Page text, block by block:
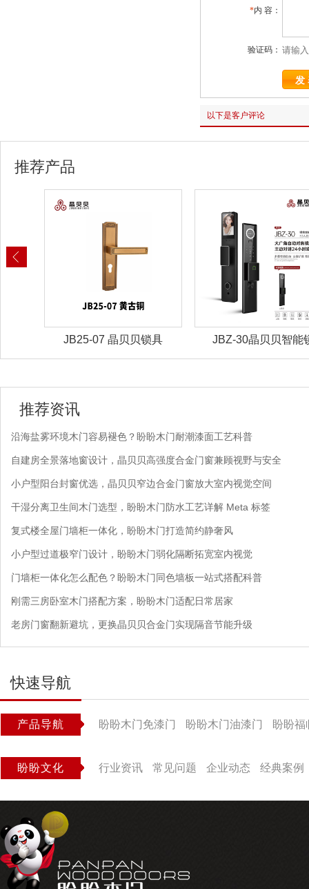
*内 容：
验证码：
以下是客户评论
推荐产品
JB25-07 晶贝贝锁具 JBZ-30晶贝贝智能
推荐资讯
沿海盐雾环境木门容易褪色？盼盼木门耐潮漆面工艺科普
自建房全景落地窗设计，晶贝贝高强度合金门窗兼顾视野与安全
小户型阳台封窗优选，晶贝贝窄边合金门窗放大室内视觉空间
干湿分离卫生间木门选型，盼盼木门防水工艺详解 Meta 标签
复式楼全屋门墙柜一体化，盼盼木门打造简约静奢风
小户型过道极窄门设计，盼盼木门弱化隔断拓宽室内视觉
门墙柜一体化怎么配色？盼盼木门同色墙板一站式搭配科普
刚需三房卧室木门搭配方案，盼盼木门适配日常居家
老房门窗翻新避坑，更换晶贝贝合金门实现隔音节能升级
快速导航
产品导航 盼盼木门免漆门 盼盼木门油漆门 盼盼福
盼盼文化 行业资讯 常见问题 企业动态 经典案例